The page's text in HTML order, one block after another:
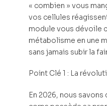
« combien » vous
vos cellules
module vous dévoile
métabolisme en une
sans jamais subir la
Point Clé 1 : La
En 2026, nous